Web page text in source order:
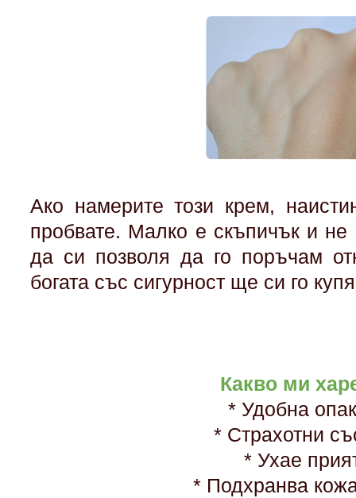
Ако намерите този крем,
пробвате. Малко е скъпичък и не
да си позволя да го поръчам
богата със сигурност ще си го
Какво ми
* Удобна
* Страхотни
* Ухае
* Подхранва